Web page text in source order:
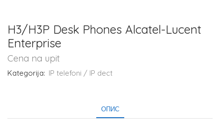
H3/H3P Desk Phones Alcatel-Lucent
Enterprise
Cena na upit
Kategorija: IP telefoni / IP dect
ОПИС